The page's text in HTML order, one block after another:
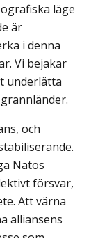
läge
är
i denna
Vi bejakar
underlätta
och
Natos
försvar,
Att värna
alliansens